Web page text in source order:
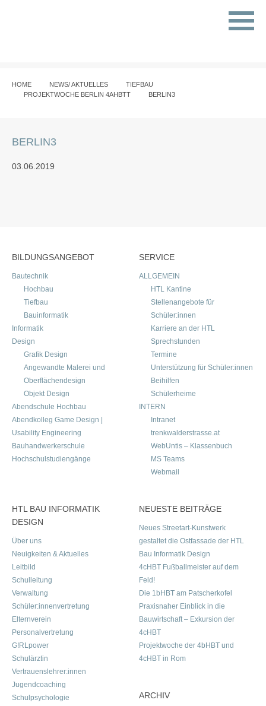
HOME NEWS/ AKTUELLES
TIEFBAU
PROJEKTWOCHE BERLIN 4AHBTT
BERLIN3
BERLIN3
03.06.2019
BILDUNGSANGEBOT
Bautechnik
Hochbau
Tiefbau
Bauinformatik
Informatik
Design
Grafik Design
Angewandte Malerei und
Oberflächendesign
Objekt Design
Abendschule Hochbau
Abendkolleg Game Design |
Usability Engineering
Bauhandwerkerschule
Hochschulstudiengänge
SERVICE
ALLGEMEIN
HTL Kantine
Stellenangebote für
Schüler:innen
Karriere an der HTL
Sprechstunden
Termine
Unterstützung für Schüler:innen
Beihilfen
Schülerheime
INTERN
Intranet
trenkwalderstrasse.at
WebUntis – Klassenbuch
MS Teams
Webmail
HTL BAU INFORMATIK
DESIGN
Über uns
Neuigkeiten & Aktuelles
Leitbild
Schulleitung
Verwaltung
Schüler:innenvertretung
Elternverein
Personalvertretung
G!RLpower
Schulärztin
Vertrauenslehrer:innen
Jugendcoaching
Schulpsychologie
NEUESTE BEITRÄGE
Neues Streetart-Kunstwerk
gestaltet die Ostfassade der HTL
Bau Informatik Design
4cHBT Fußballmeister auf dem
Feld!
Die 1bHBT am Patscherkofel
Praxisnaher Einblick in die
Bauwirtschaft – Exkursion der
4cHBT
Projektwoche der 4bHBT und
4cHBT in Rom
ARCHIV